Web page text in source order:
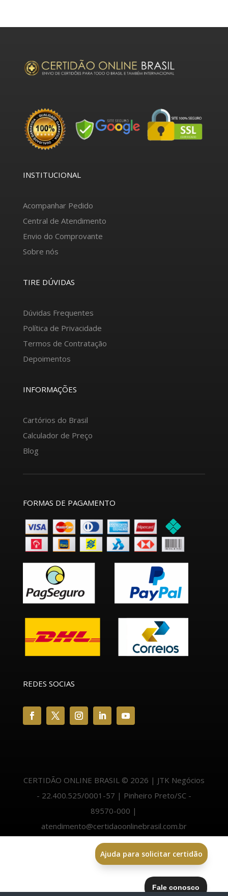
INSTITUCIONAL
Acompanhar Pedido
Central de Atendimento
Envio do Comprovante
Sobre nós
TIRE DÚVIDAS
Dúvidas Frequentes
Política de Privacidade
Termos de Contratação
Depoimentos
INFORMAÇÕES
Cartórios do Brasil
Calculador de Preço
Blog
FORMAS DE PAGAMENTO
REDES SOCIAS
CERTIDÃO ONLINE BRASIL © 2026 | JTK Negócios
- 22.400.525/0001-57 | Pinheiro Preto/SC -
89570-000 |
atendimento@certidaoonlinebrasil.com.br
Ajuda para solicitar certidão